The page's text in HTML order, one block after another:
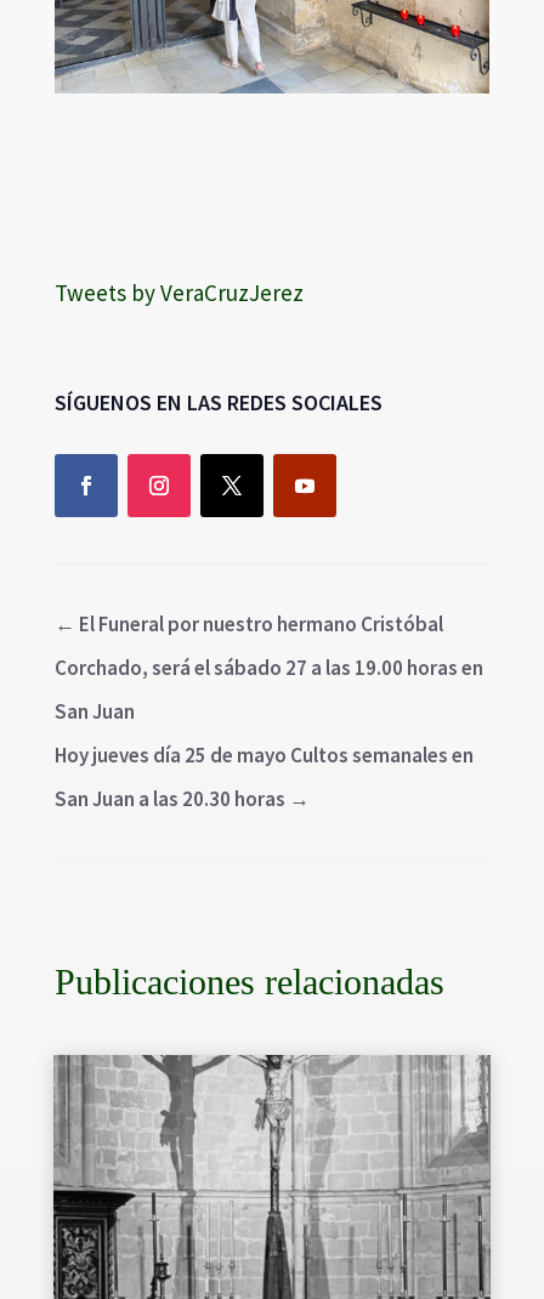
Tweets by VeraCruzJerez
SÍGUENOS EN LAS REDES SOCIALES
← El Funeral por nuestro hermano Cristóbal
Corchado, será el sábado 27 a las 19.00 horas en
San Juan
Hoy jueves día 25 de mayo Cultos semanales en
San Juan a las 20.30 horas →
Publicaciones relacionadas